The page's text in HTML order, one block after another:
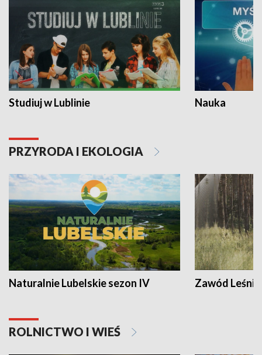
Studiuj w Lublinie Nauka
PRZYRODA I EKOLOGIA
Naturalnie Lubelskie sezon IV Zawód Leśnik
ROLNICTWO I WIEŚ